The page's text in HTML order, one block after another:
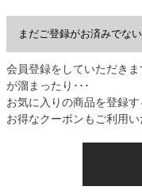
まだご登録がお済みでな
会員登録をしていただき
が溜まったり･･･
お気に入りの商品を登録す
お得なクーポンもご利用い